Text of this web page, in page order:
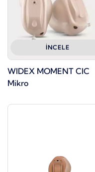
İNCELE
WIDEX MOMENT CIC
Mikro